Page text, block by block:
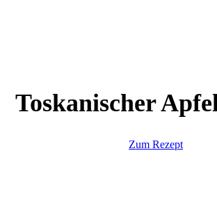
Toskanischer
Zum Rezept